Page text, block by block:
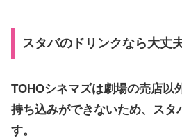
スタバのドリンクなら大丈
TOHOシネマズは劇場の売店以
持ち込みができないため、スタ
す。